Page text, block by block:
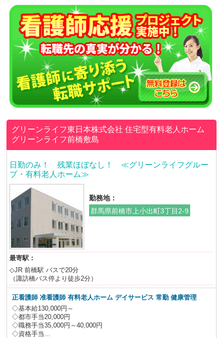
グリーンライフ東日本株式会社住宅型有料老人ホーム
グリーンライフ前橋敷島
日勤のみ！ 残業ほぼなし！ ≪グリーンライフグルー
プ・有料老人ホーム≫
勤務地：
群馬県前橋市上小出町3丁目2-9
最寄駅：
◇JR 前橋駅 バスで20分
（諏訪橋バス停より徒歩2分）
正看護師 准看護師 有料老人ホーム デイサービス 常勤 健康管理
◇基本給130,000円～
◇都市手当20,000円
◇職務手当35,000円～40,000円
◇資格手当...